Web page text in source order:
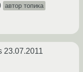
автор топика
23.07.2011